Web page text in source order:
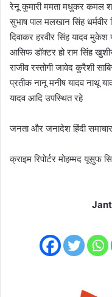
रेनू कुमारी ममता मधुकर कमल
सुभाष पाल मलखान सिंह
दिवाकर हरवीर सिंह यादव मुकेश
आसिफ डॉक्टर हो राम सिंह
राजीव रस्तोगी जावेद कुरैशी
प्रतीक नानू मनीष यादव नाथू
यादव आदि उपस्थित रहे
जनता और जनादेश हिंदी
क्राइम रिपोर्टर मोहम्मद यूसुफ